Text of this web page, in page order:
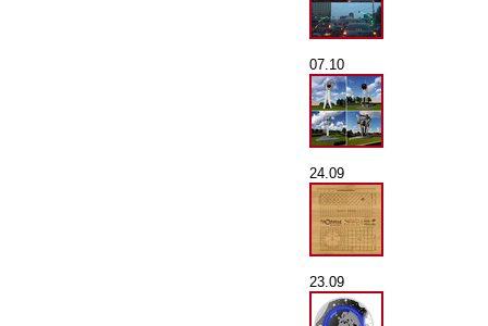
07.10
24.09
23.09